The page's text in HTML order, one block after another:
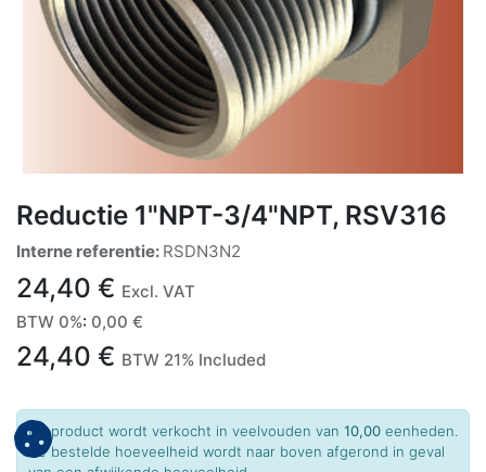
Reductie 1"NPT-3/4"NPT, RSV316
Interne referentie: RSDN3N2
24,40 € Excl. VAT
BTW 0%: 0,00 €
24,40 € BTW 21% Included
Dit product wordt verkocht in veelvouden van 10,00 eenheden.
De bestelde hoeveelheid wordt naar boven afgerond in geval